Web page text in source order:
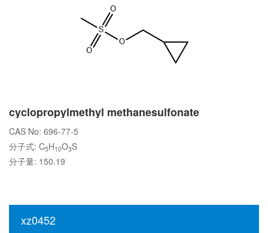
cyclopropylmethyl methanesulfonate
CAS No: 696-77-5
分子式: C5H10O3S
分子量: 150.19
xz0452